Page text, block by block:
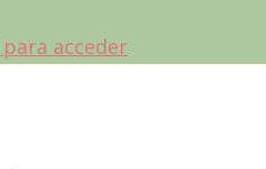
acceder